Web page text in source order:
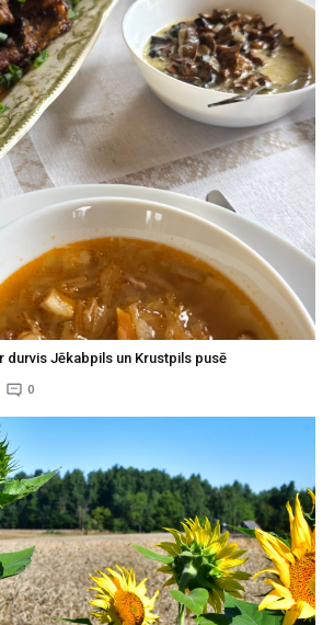
durvis Jēkabpils un Krustpils pusē
0